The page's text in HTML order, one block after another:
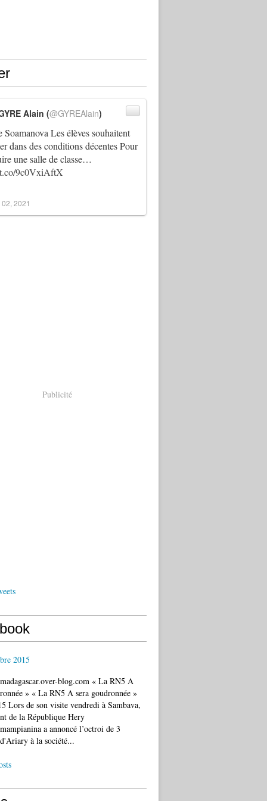
Soamanova Les élèves souhaitent
dans des conditions décentes Pour
une salle de classe…
9c0VxiAftX
Alain (@GYREAlain)
2021
Publicité
2015
blog.com « La RN5 A
» « La RN5 A sera goudronnée »
Lors de son visite vendredi à Sambava,
de la République Hery
a annoncé l’octroi de 3
à la société...